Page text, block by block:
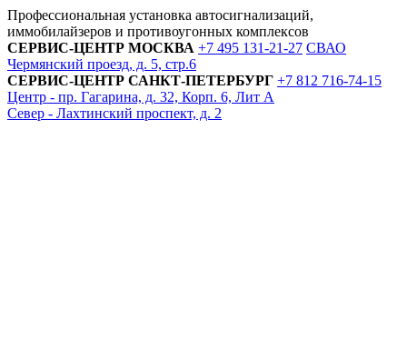
Профессиональная установка автосигнализаций,
иммобилайзеров и противоугонных комплексов
СЕРВИС-ЦЕНТР МОСКВА +7 495 131-21-27 СВАО
Чермянский проезд, д. 5, стр.6
СЕРВИС-ЦЕНТР САНКТ-ПЕТЕРБУРГ +7 812 716-74-15
Центр - пр. Гагарина, д. 32, Корп. 6, Лит А
Север - Лахтинский проспект, д. 2